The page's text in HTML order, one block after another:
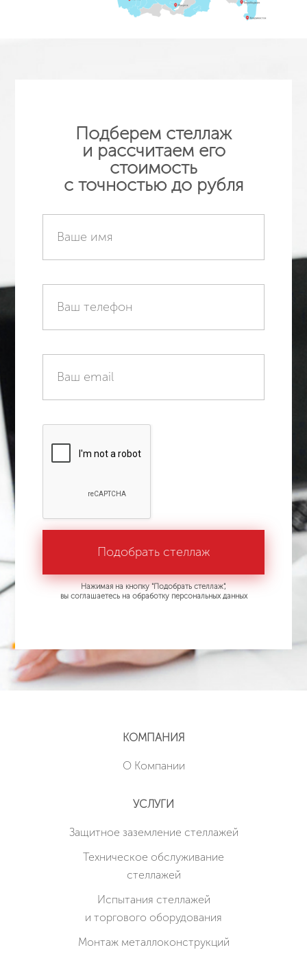
Подберем стеллаж
и рассчитаем его
стоимость
с точностью до рубля
Нажимая на кнопку "Подобрать стеллаж",
вы соглашаетесь на обработку персональных данных
КОМПАНИЯ
О Компании
УСЛУГИ
Защитное заземление стеллажей
Техническое обслуживание
стеллажей
Испытания стеллажей
и торгового оборудования
Монтаж металлоконструкций